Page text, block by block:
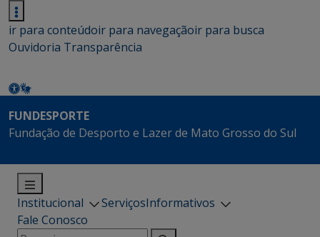
ir para conteúdoir para navegaçãoir para busca
Ouvidoria Transparência
FUNDESPORTE
Fundação de Desporto e Lazer de Mato Grosso do Sul
Institucional ServiçosInformativos
Fale Conosco